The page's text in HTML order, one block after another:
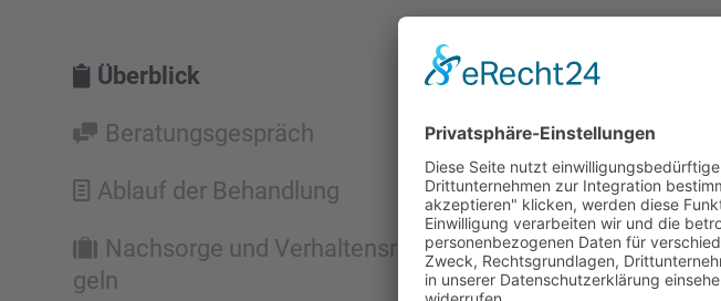
Überblick
Beratungs­ge­spräch
Ablauf der Behand­lung
Nachsorge und Verhal­tens­re­
geln